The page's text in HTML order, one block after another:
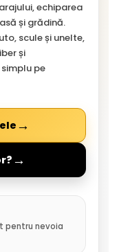
echiparea
și grădină.
scule și unelte,
și
pe
→
→
pentru nevoia